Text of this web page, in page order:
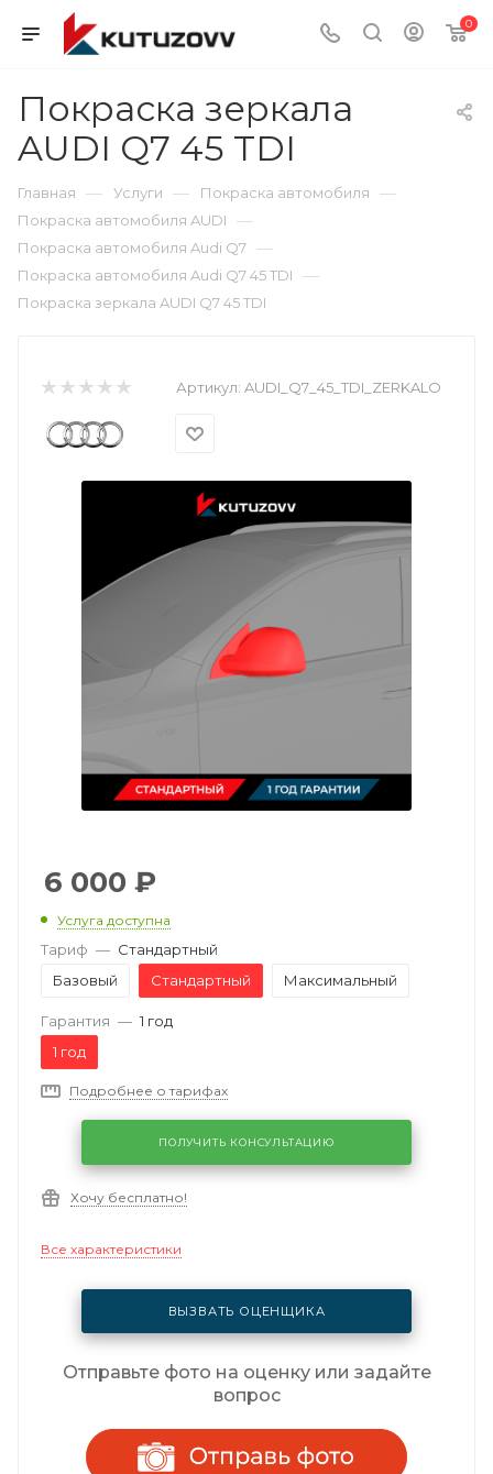
0
Покраска зеркала
AUDI Q7 45 TDI
Главная — Услуги — Покраска автомобиля —
Покраска автомобиля AUDI —
Покраска автомобиля Audi Q7 —
Покраска автомобиля Audi Q7 45 TDI —
Покраска зеркала AUDI Q7 45 TDI
Артикул: AUDI_Q7_45_TDI_ZERKALO
6 000 ₽
Услуга доступна
Тариф — Стандартный
Базовый
Стандартный Максимальный
Гарантия — 1 год
1 год
Подробнее о тарифах
ПОЛУЧИТЬ КОНСУЛЬТАЦИЮ
Хочу бесплатно!
Все характеристики
ВЫЗВАТЬ ОЦЕНЩИКА
Отправьте фото на оценку или задайте
вопрос